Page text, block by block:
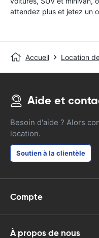
attendez plus et jetez un
Accueil Location
Aide et
Besoin d'aide ? Alors
location.
Soutien à la clientèle
Compte
À propos de nous